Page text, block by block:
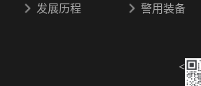
发展历程
警用装备
<